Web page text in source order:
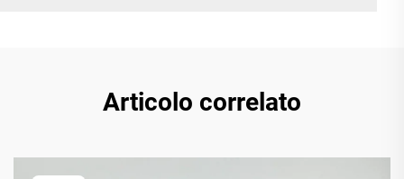
Articolo correlato